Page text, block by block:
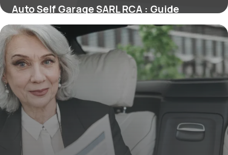
Auto Self Garage SARL RCA : Guide
Création
4 mai 2026